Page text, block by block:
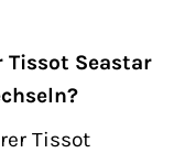
Tissot Seastar
Tissot